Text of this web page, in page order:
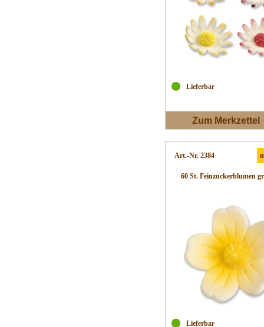
Lieferbar
Zum Merkzettel
Art.-Nr. 2384
60 St. Feinzuckerblumen
Lieferbar